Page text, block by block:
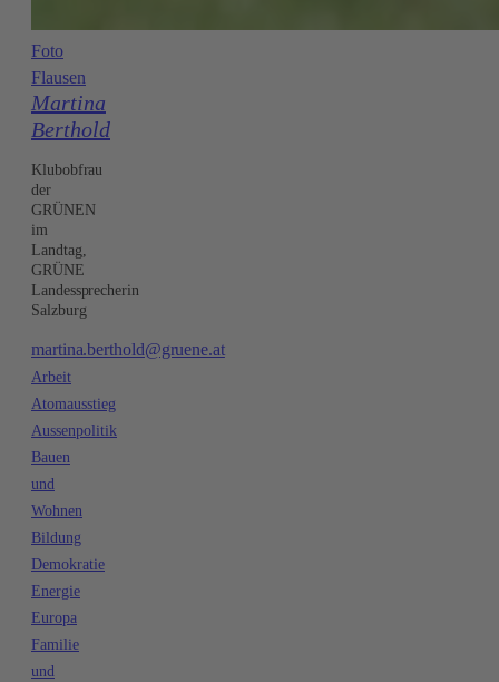
Foto
Flausen
Martina
Berthold
Klubobfrau
der
GRÜNEN
im
Landtag,
GRÜNE
Landessprecherin
Salzburg
martina.berthold@gruene.at
Arbeit
Atomausstieg
Aussenpolitik
Bauen
und
Wohnen
Bildung
Demokratie
Energie
Europa
Familie
und